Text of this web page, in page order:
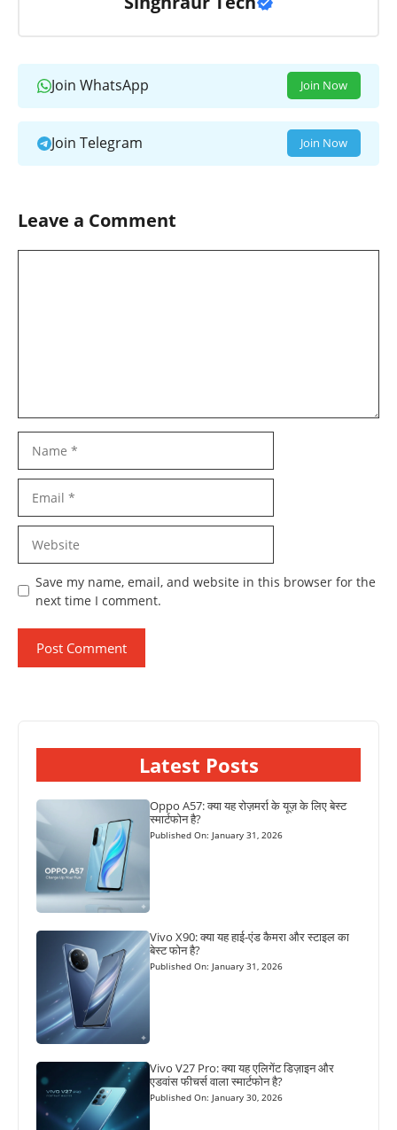
Join WhatsApp Join Now
Join Telegram Join Now
Leave a Comment
Save my name, email, and website in this browser for the
next time I comment.
Latest Posts
Oppo A57: क्या यह रोज़मर्रा के यूज़ के लिए बेस्ट
स्मार्टफोन है?
Published On: January 31, 2026
Vivo X90: क्या यह हाई-एंड कैमरा और स्टाइल का
बेस्ट फोन है?
Published On: January 31, 2026
Vivo V27 Pro: क्या यह एलिगेंट डिज़ाइन और
एडवांस फीचर्स वाला स्मार्टफोन है?
Published On: January 30, 2026